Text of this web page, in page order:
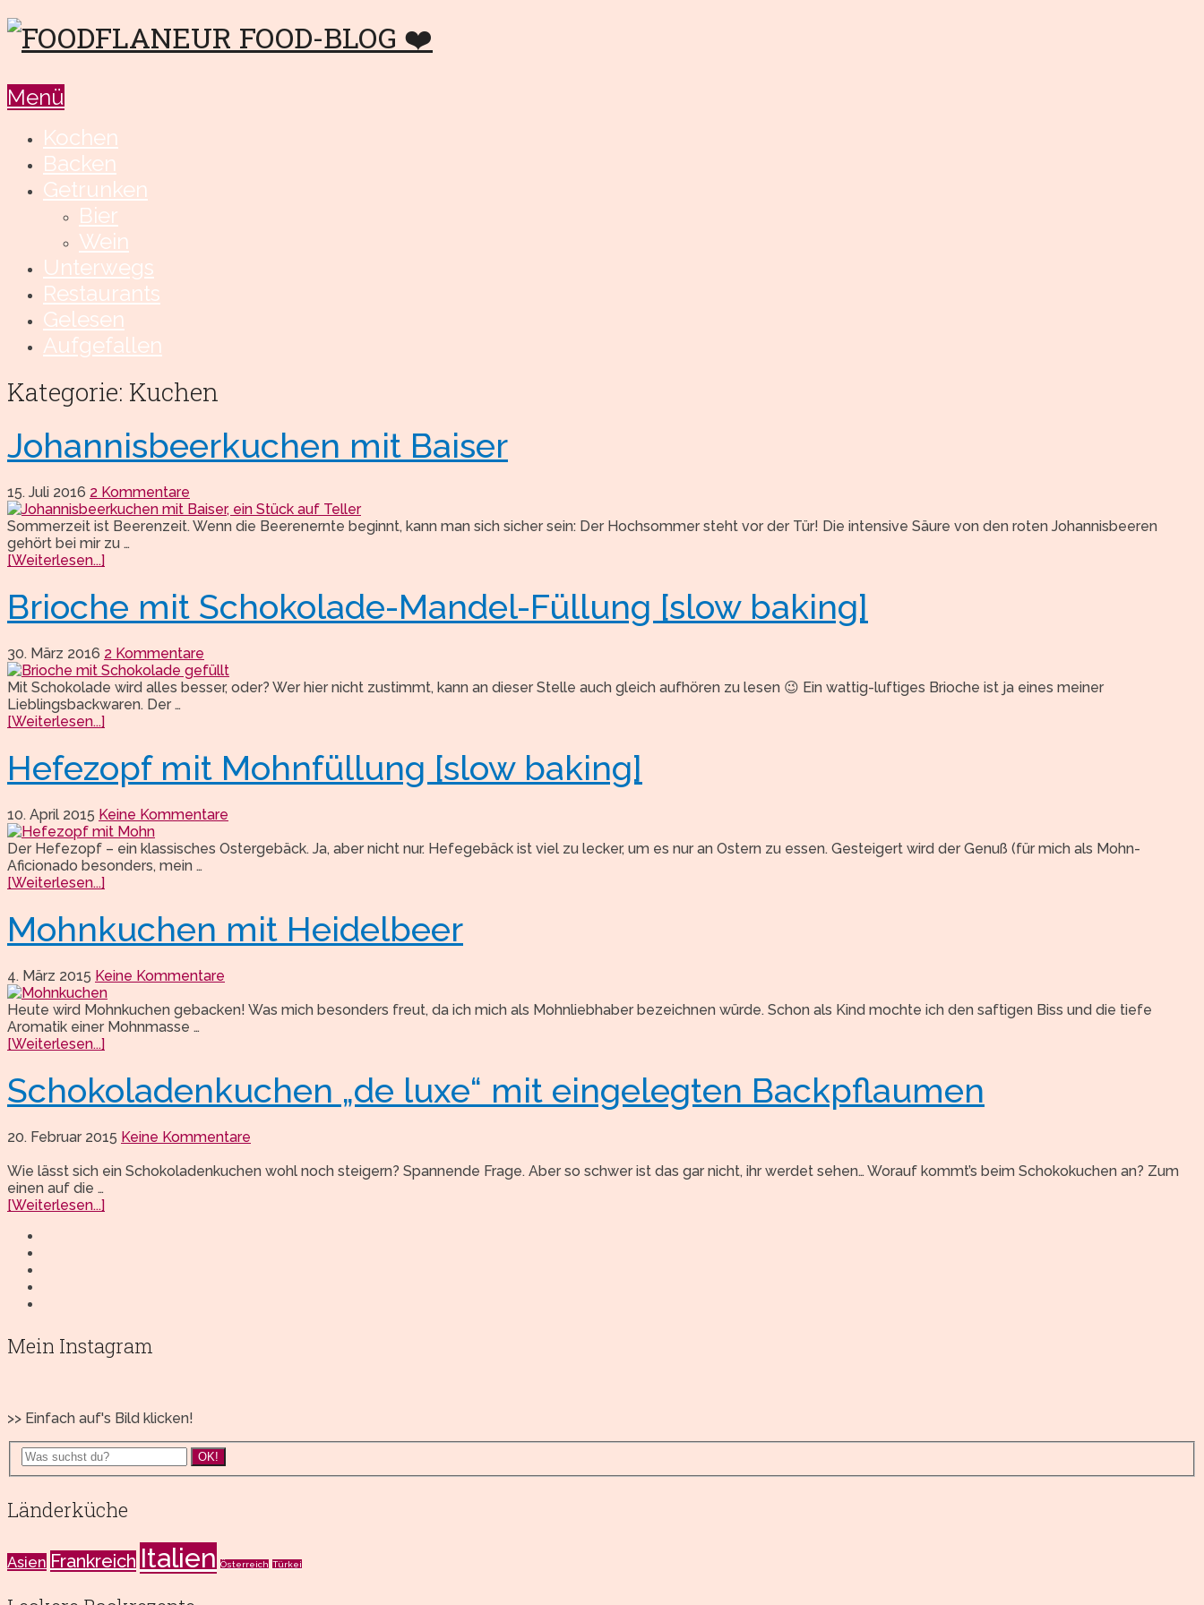
Menü
Kochen
Backen
Getrunken
Bier
Wein
Unterwegs
Restaurants
Gelesen
Aufgefallen
Kategorie: Kuchen
Johannisbeerkuchen mit Baiser
15. Juli 2016 2 Kommentare
Sommerzeit ist Beerenzeit. Wenn die Beerenernte beginnt, kann man sich sicher sein: Der Hochsommer steht vor der Tür! Die intensive Säure von den roten Johannisbeeren
gehört bei mir zu …
[Weiterlesen...]
Brioche mit Schokolade-Mandel-Füllung [slow baking]
30. März 2016 2 Kommentare
Mit Schokolade wird alles besser, oder? Wer hier nicht zustimmt, kann an dieser Stelle auch gleich aufhören zu lesen 😉 Ein wattig-luftiges Brioche ist ja eines meiner
Lieblingsbackwaren. Der …
[Weiterlesen...]
Hefezopf mit Mohnfüllung [slow baking]
10. April 2015 Keine Kommentare
Der Hefezopf – ein klassisches Ostergebäck. Ja, aber nicht nur. Hefegebäck ist viel zu lecker, um es nur an Ostern zu essen. Gesteigert wird der Genuß (für mich als Mohn-
Aficionado besonders, mein …
[Weiterlesen...]
Mohnkuchen mit Heidelbeer
4. März 2015 Keine Kommentare
Heute wird Mohnkuchen gebacken! Was mich besonders freut, da ich mich als Mohnliebhaber bezeichnen würde. Schon als Kind mochte ich den saftigen Biss und die tiefe
Aromatik einer Mohnmasse …
[Weiterlesen...]
Schokoladenkuchen „de luxe“ mit eingelegten Backpflaumen
20. Februar 2015 Keine Kommentare
Wie lässt sich ein Schokoladenkuchen wohl noch steigern? Spannende Frage. Aber so schwer ist das gar nicht, ihr werdet sehen… Worauf kommt’s beim Schokokuchen an? Zum
einen auf die …
[Weiterlesen...]
Mein Instagram
>> Einfach auf's Bild klicken!
OK!
Länderküche
Asien Frankreich Italien Österreich Türkei